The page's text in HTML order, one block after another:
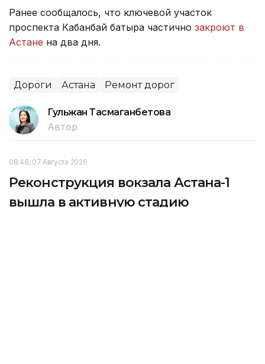
Ранее сообщалось, что ключевой участок
проспекта Кабанбай батыра частично закроют в
Астане на два дня.
Дороги Астана Ремонт дорог
Гульжан Тасмаганбетова
Автор
08:46, 07 Августа 2026
Реконструкция вокзала Астана-1
вышла в активную стадию